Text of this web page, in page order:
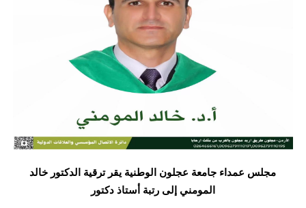
دعوة المكلفين بخدمة العلم (الدفعة الثالثة) إلى مراجعة منصة خدمة
العلم
الملك يلتقي مجموعة من رفاق السلاح
القاضي محمود أحمد فريحات.. مبارك ومزيدا من التوفيق
عارف بيك فريحات.. مبارك وبكم تزهو المناصب
مجلس عمداء جامعة عجلون الوطنية يقر ترقية الدكتور خالد
المومني إلى رتبة أستاذ دكتور